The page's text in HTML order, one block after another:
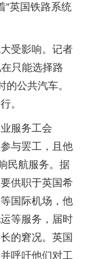
“英国铁路系统
受影响。记者
只能选择路
公共汽车。
。
服务工会
与罢工，且他
民航服务。据
供职于英国希
国际机场，他
等服务，届时
的窘况。英国
呼吁他们对工